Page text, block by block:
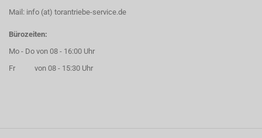
Mail: info (at) torantriebe-service.de
Bürozeiten:
Mo - Do von 08 - 16:00 Uhr
Fr von 08 - 15:30 Uhr